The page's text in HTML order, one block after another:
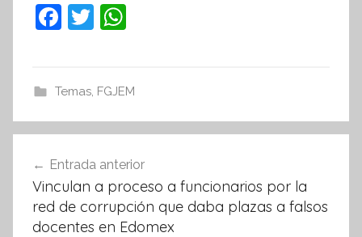
F
e
b
o
k
T
er s
A
p
Temas, FGJEM
de
entradas
Entrada anterior
Vinculan a proceso a funcionarios por la
red de corrupción que daba plazas a falsos
docentes en Edomex